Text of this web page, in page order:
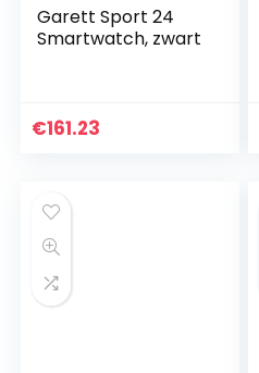
Garett Sport 24
Smartwatch, zwart
€161.23